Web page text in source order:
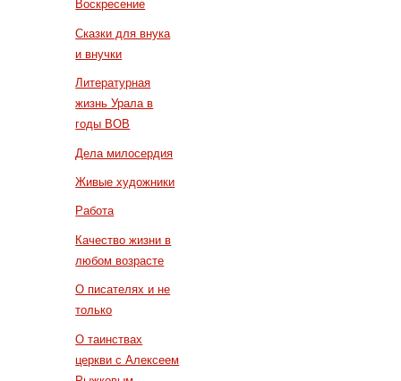
Воскресение
Сказки для внука
и внучки
Литературная
жизнь Урала в
годы ВОВ
Дела милосердия
Живые художники
Работа
Качество жизни в
любом возрасте
О писателях и не
только
О таинствах
церкви с Алексеем